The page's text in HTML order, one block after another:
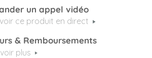
un appel vidéo
ce produit en direct
& Remboursements
plus